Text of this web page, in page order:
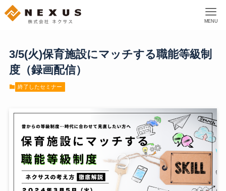
MENU
3/5(火)保育施設にマッチする職能等級制
度（録画配信）
終了したセミナー